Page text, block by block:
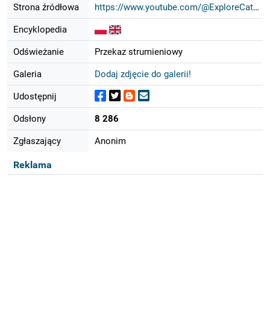
Strona źródłowa https://www.youtube.com/@ExploreCat...
Encyklopedia
Odświeżanie Przekaz strumieniowy
Galeria Dodaj zdjęcie do galerii!
Udostępnij
Odsłony 8 286
Zgłaszający Anonim
Reklama